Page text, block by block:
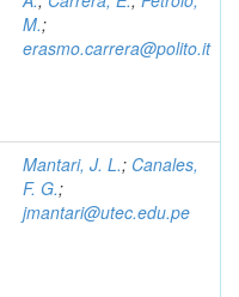
M.;
erasmo.carrera@polito.it
Mantari, J. L.; Canales,
F. G.;
jmantari@utec.edu.pe